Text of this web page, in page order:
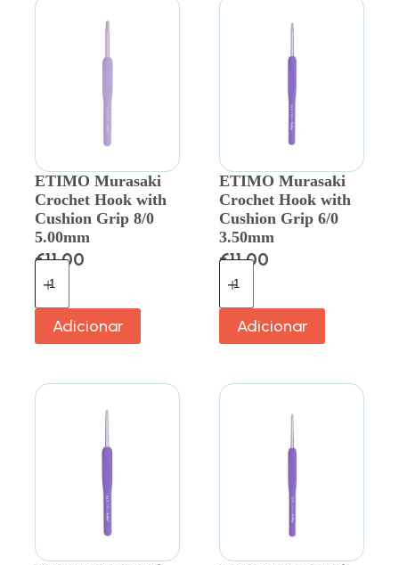
ETIMO Murasaki
Crochet Hook with
Cushion Grip 8/0
5.00mm
€11.00
Adicionar
ETIMO Murasaki
Crochet Hook with
Cushion Grip 6/0
3.50mm
€11.00
Adicionar